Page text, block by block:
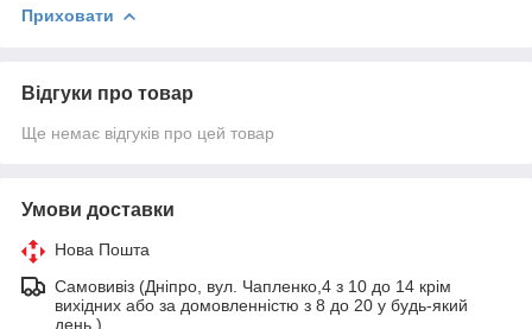
Приховати
Відгуки про товар
Ще немає відгуків про цей товар
Умови доставки
Нова Пошта
Самовивіз (Дніпро, вул. Чапленко,4 з 10 до 14 крім
вихідних або за домовленністю з 8 до 20 у будь-який
день.)